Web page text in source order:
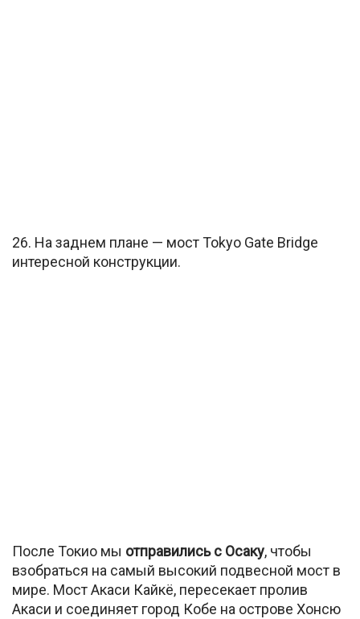
26. На заднем плане — мост Tokyo Gate Bridge
интересной конструкции.
После Токио мы отправились с Осаку, чтобы
взобраться на самый высокий подвесной мост в
мире. Мост Акаси Кайкё, пересекает пролив
Акаси и соединяет город Кобе на острове Хонсю